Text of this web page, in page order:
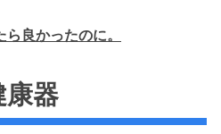
良かったのに。
器